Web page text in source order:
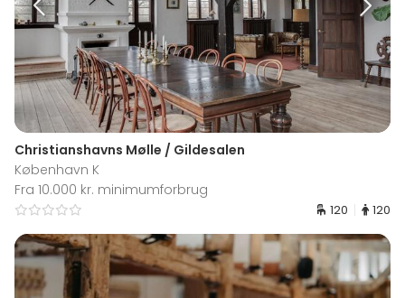
Christianshavns Mølle / Gildesalen
København K
Fra 10.000 kr. minimumforbrug
120 120